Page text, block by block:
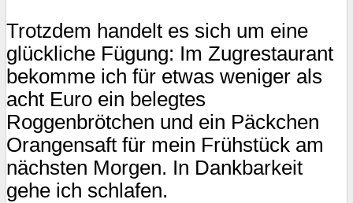
Trotzdem handelt es sich um eine
glückliche Fügung: Im Zugrestaurant
bekomme ich für etwas weniger als
acht Euro ein belegtes
Roggenbrötchen und ein Päckchen
Orangensaft für mein Frühstück am
nächsten Morgen. In Dankbarkeit
gehe ich schlafen.